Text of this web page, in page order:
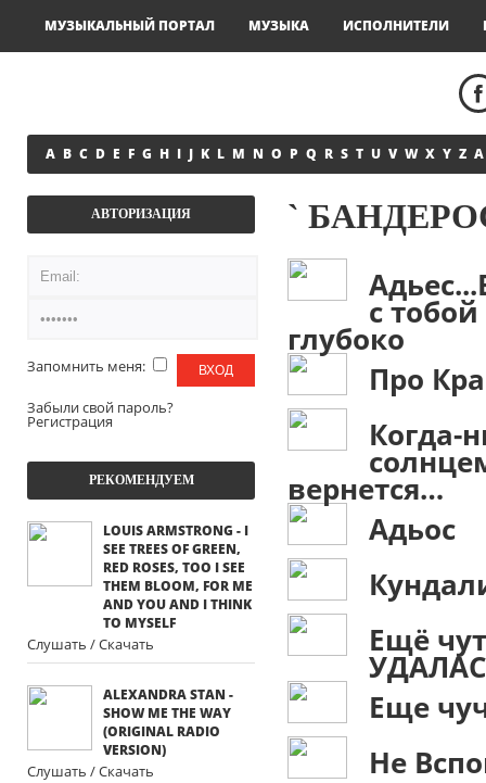
МУЗЫКАЛЬНЫЙ ПОРТАЛ МУЗЫКА ИСПОЛНИТЕЛИ
A B C D E F G H I J K L M N O P Q R S T U V W X Y Z А
АВТОРИЗАЦИЯ
Запомнить меня:
Забыли свой пароль?
Регистрация
РЕКОМЕНДУЕМ
LOUIS ARMSTRONG - I
SEE TREES OF GREEN,
RED ROSES, TOO I SEE
THEM BLOOM, FOR ME
AND YOU AND I THINK
TO MYSELF
Слушать / Скачать
ALEXANDRA STAN -
SHOW ME THE WAY
(ORIGINAL RADIO
VERSION)
Слушать / Скачать
`
с
глубоко
Про
Когда-
вернется…
Адьос
Ещё
Еще
Не